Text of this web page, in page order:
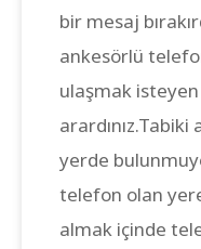
bir mesaj
ankesörlü
ulaşmak
yerde
telefon olan
almak içinde